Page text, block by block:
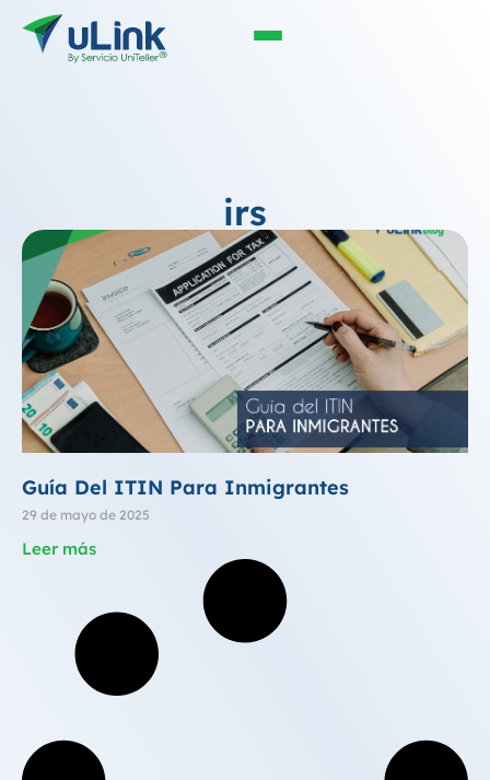
irs
Guía Del ITIN Para Inmigrantes
29 de mayo de 2025
Leer más